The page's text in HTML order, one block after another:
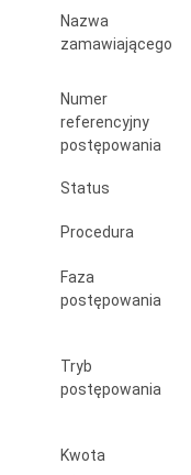
Nazwa
zamawiającego
Numer
referencyjny
postępowania
Status
Procedura
Faza
postępowania
Tryb
postępowania
Kwota